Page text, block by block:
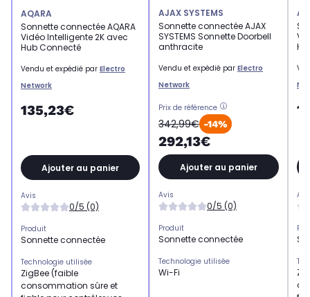
AQARA
Sonnette connectée AQARA
Vidéo Intelligente 2K avec
Hub Connecté
Vendu et expédié par Electro
Network
135,23€
Ajouter au panier
Avis
0/5 (0)
Produit
Sonnette connectée
Technologie utilisée
ZigBee (faible
consommation sûre et
AJAX SYSTEMS
Sonnette connectée AJAX
SYSTEMS Sonnette Doorbell
anthracite
Vendu et expédié par Electro
Network
Prix de référence
342,99€ -14%
292,13€
Ajouter au panier
Avis
0/5 (0)
Produit
Sonnette connectée
Technologie utilisée
Wi-Fi